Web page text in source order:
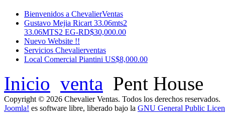
Bienvenidos a ChevalierVentas
Gustavo Mejia Ricart 33.06mts2
33.06MTS2 EG-RD$30,000.00
Nuevo Website !!
Servicios Chevalierventas
Local Comercial Piantini US$8,000.00
Inicio venta Pent House
Copyright © 2026 Chevalier Ventas. Todos los derechos reservados.
Joomla! es software libre, liberado bajo la GNU General Public